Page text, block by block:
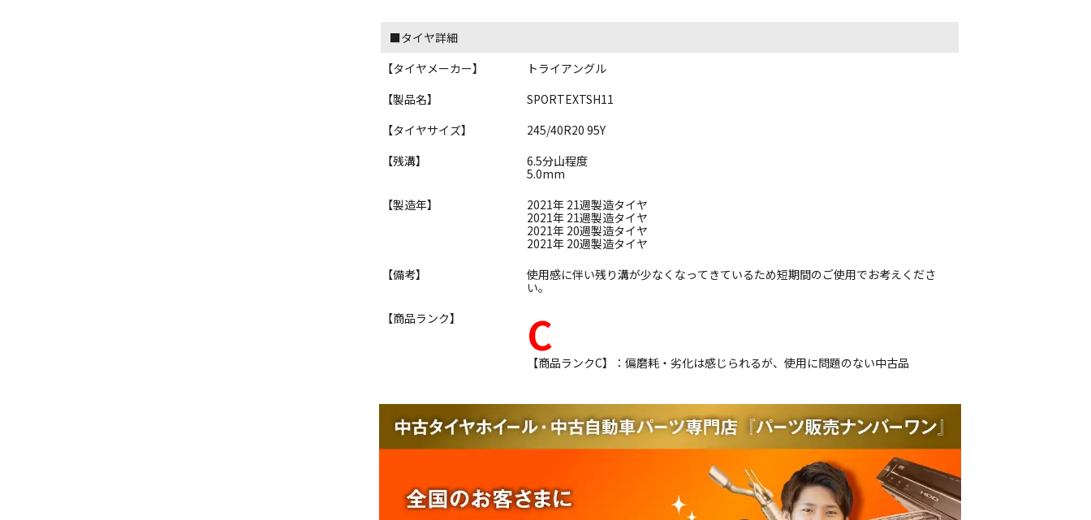
■タイヤ詳細
【タイヤメーカー】
トライアングル
【製品名】
SPORTEXTSH11
【タイヤサイズ】
245/40R20 95Y
【残溝】
6.5分山程度
5.0mm
【製造年】
2021年 21週製造タイヤ
2021年 21週製造タイヤ
2021年 20週製造タイヤ
2021年 20週製造タイヤ
【備考】
使用感に伴い残り溝が少なくなってきているため短期間のご使用でお考えくださ
い。
【商品ランク】
C
【商品ランクC】：偏磨耗・劣化は感じられるが、使用に問題のない中古品